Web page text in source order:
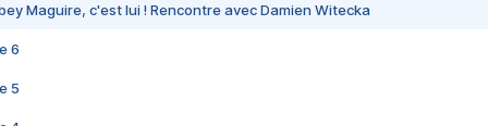
Maguire, c'est lui ! Rencontre avec Damien Witecka
6
5